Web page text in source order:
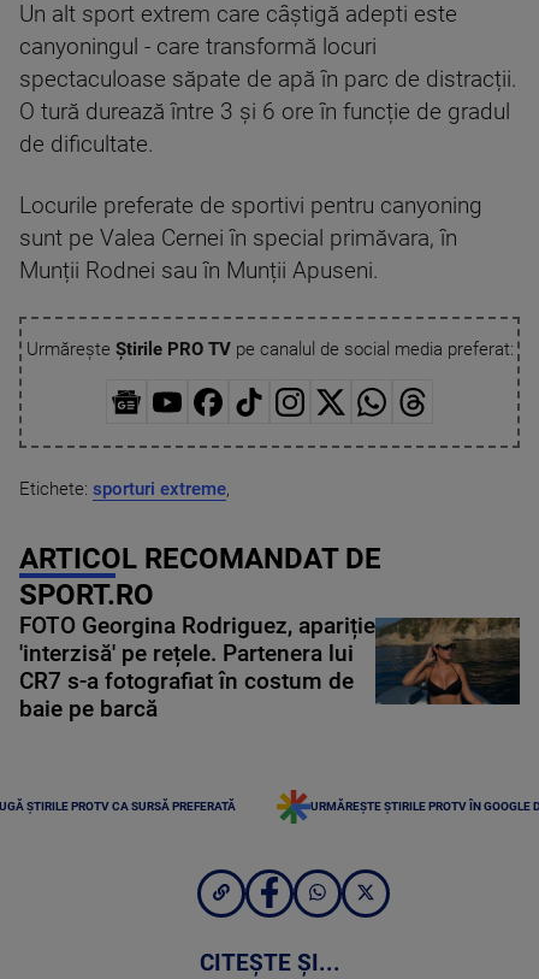
Un alt sport extrem care câștigă adepti este
canyoningul - care transformă locuri
spectaculoase săpate de apă în parc de distracții.
O tură durează între 3 și 6 ore în funcție de gradul
de dificultate.
Locurile preferate de sportivi pentru canyoning
sunt pe Valea Cernei în special primăvara, în
Munții Rodnei sau în Munții Apuseni.
Urmărește Știrile PRO TVpe canalul de social media preferat:
Etichete: sporturi extreme,
ARTICOL RECOMANDAT DE
SPORT.RO
FOTO Georgina Rodriguez, apariție
'interzisă' pe rețele. Partenera lui
CR7 s-a fotografiat în costum de
baie pe barcă
ȘTIRILE PROTV CA SURSĂ PREFERATĂ URMĂREȘTE ȘTIRILE PROTV ÎN GOOGLE
CITEȘTE ȘI...